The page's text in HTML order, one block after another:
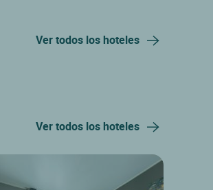
Ver todos los hoteles
Ver todos los hoteles